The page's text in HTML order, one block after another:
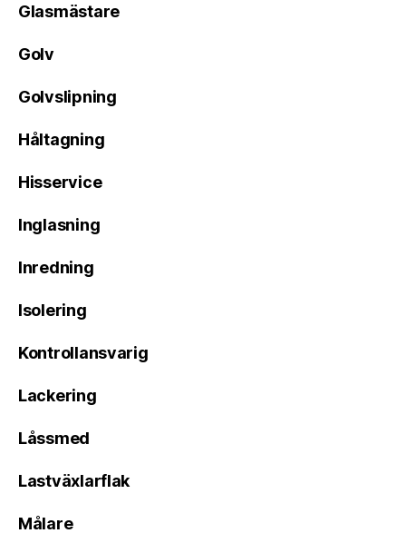
Glasmästare
Golv
Golvslipning
Håltagning
Hisservice
Inglasning
Inredning
Isolering
Kontrollansvarig
Lackering
Låssmed
Lastväxlarflak
Målare